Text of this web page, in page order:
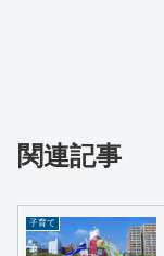
関連記事
子育て